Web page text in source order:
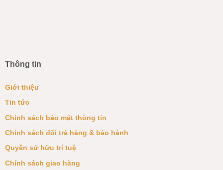
Thông tin
Giới thiệu
Tin tức
Chính sách bảo mật thông tin
Chính sách đổi trả hàng & bảo hành
Quyền sử hữu trí tuệ
Chính sách giao hàng